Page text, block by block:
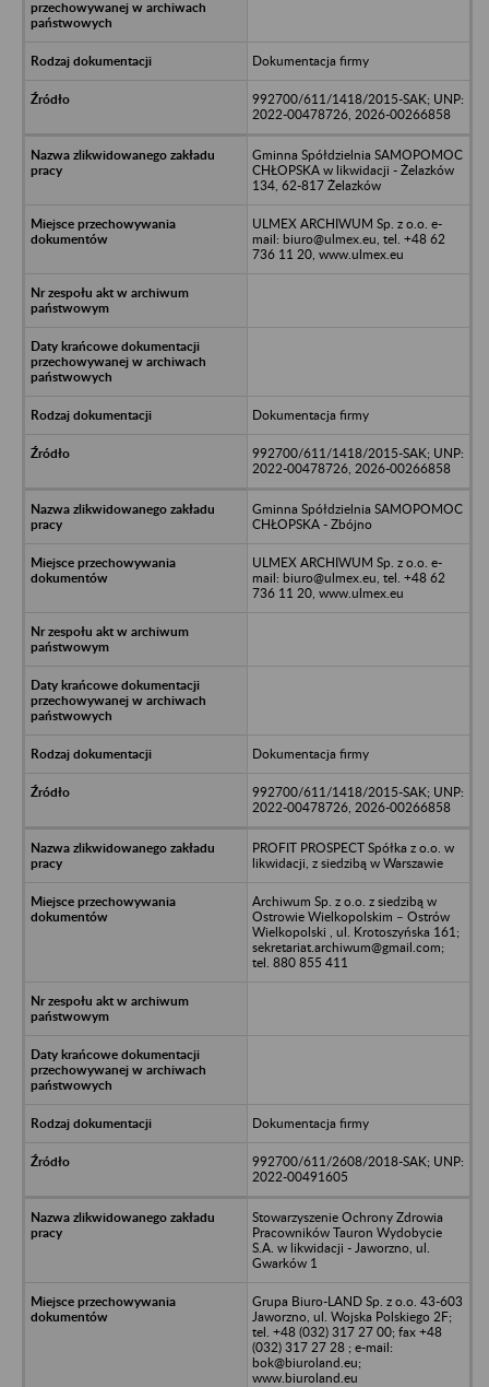
Dokumentacja firmy
992700/611/1418/2015-SAK; UNP:
2022-00478726, 2026-00266858
Gminna Spółdzielnia SAMOPOMOC
CHŁOPSKA w likwidacji - Żelazków
134, 62-817 Żelazków
ULMEX ARCHIWUM Sp. z o.o. e-
mail: biuro@ulmex.eu, tel. +48 62
736 11 20, www.ulmex.eu
Dokumentacja firmy
992700/611/1418/2015-SAK; UNP:
2022-00478726, 2026-00266858
Gminna Spółdzielnia SAMOPOMOC
CHŁOPSKA - Zbójno
ULMEX ARCHIWUM Sp. z o.o. e-
mail: biuro@ulmex.eu, tel. +48 62
736 11 20, www.ulmex.eu
Dokumentacja firmy
992700/611/1418/2015-SAK; UNP:
2022-00478726, 2026-00266858
PROFIT PROSPECT Spółka z o.o. w
likwidacji, z siedzibą w Warszawie
Archiwum Sp. z o.o. z siedzibą w
Ostrowie Wielkopolskim – Ostrów
Wielkopolski , ul. Krotoszyńska 161;
sekretariat.archiwum@gmail.com;
tel. 880 855 411
Dokumentacja firmy
992700/611/2608/2018-SAK; UNP:
2022-00491605
Stowarzyszenie Ochrony Zdrowia
Pracowników Tauron Wydobycie
S.A. w likwidacji - Jaworzno, ul.
Gwarków 1
Grupa Biuro-LAND Sp. z o.o. 43-603
Jaworzno, ul. Wojska Polskiego 2F;
tel. +48 (032) 317 27 00; fax +48
(032) 317 27 28 ; e-mail:
bok@biuroland.eu;
www.biuroland.eu